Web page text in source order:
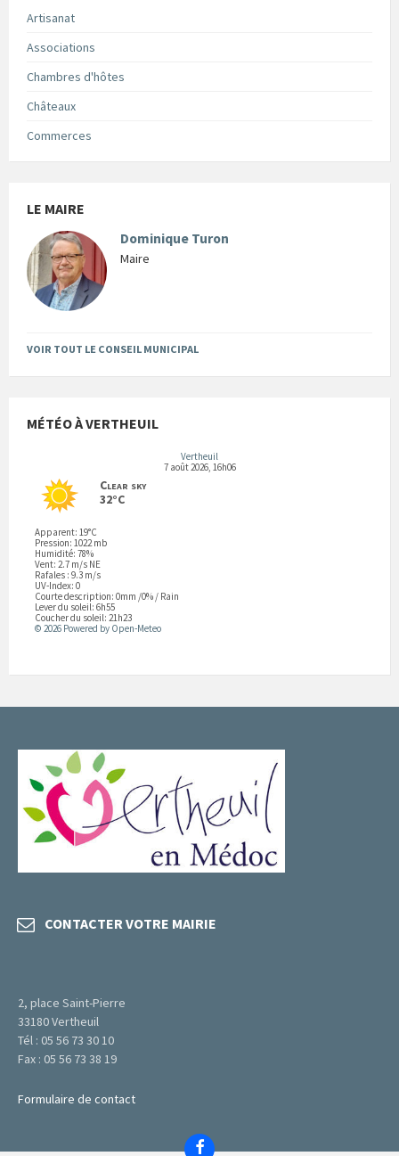
Artisanat
Associations
Chambres d'hôtes
Châteaux
Commerces
LE MAIRE
Dominique Turon
Maire
VOIR TOUT LE CONSEIL MUNICIPAL
MÉTÉO À VERTHEUIL
Vertheuil
7 août 2026, 16h06
Clear sky
32°C
Apparent: 19°C
Pression: 1022 mb
Humidité: 78%
Vent: 2.7 m/s NE
Rafales : 9.3 m/s
UV-Index: 0
Courte description: 0mm /0% / Rain
Lever du soleil: 6h55
Coucher du soleil: 21h23
© 2026 Powered by Open-Meteo
CONTACTER VOTRE MAIRIE
2, place Saint-Pierre
33180 Vertheuil
Tél : 05 56 73 30 10
Fax : 05 56 73 38 19
Formulaire de contact
Facebook